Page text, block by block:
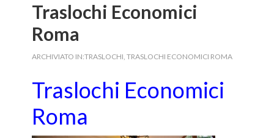
Traslochi Economici
Roma
ARCHIVIATO IN:TRASLOCHI,TRASLOCHI ECONOMICI ROMA
Traslochi Economici
Roma